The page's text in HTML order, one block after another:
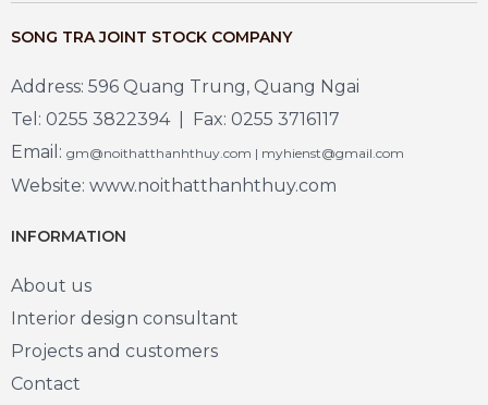
SONG TRA JOINT STOCK COMPANY
Address: 596 Quang Trung, Quang Ngai
Tel: 0255 3822394 | Fax: 0255 3716117
Email: gm@noithatthanhthuy.com | myhienst@gmail.com
Website: www.noithatthanhthuy.com
INFORMATION
About us
Interior design consultant
Projects and customers
Contact